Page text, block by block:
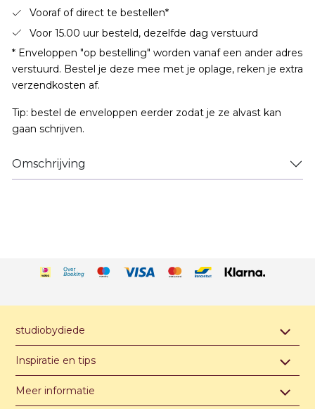
Vooraf of direct te bestellen*
Voor 15.00 uur besteld, dezelfde dag verstuurd
* Enveloppen "op bestelling" worden vanaf een ander adres
verstuurd. Bestel je deze mee met je oplage, reken je extra
verzendkosten af.
Tip: bestel de enveloppen eerder zodat je ze alvast kan
gaan schrijven.
Omschrijving
studiobydiede
Contact & afspraak maken
Over studiobydiede
Unieke illustratie of ontwerp
Inspiratie en tips
Hippe jongensnamen van A t/m Z
Meer informatie